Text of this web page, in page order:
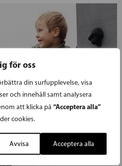
för oss
din surfupplevelse, visa
och innehåll samt analysera
att klicka på “Acceptera alla”
cookies.
Avvisa Acceptera alla